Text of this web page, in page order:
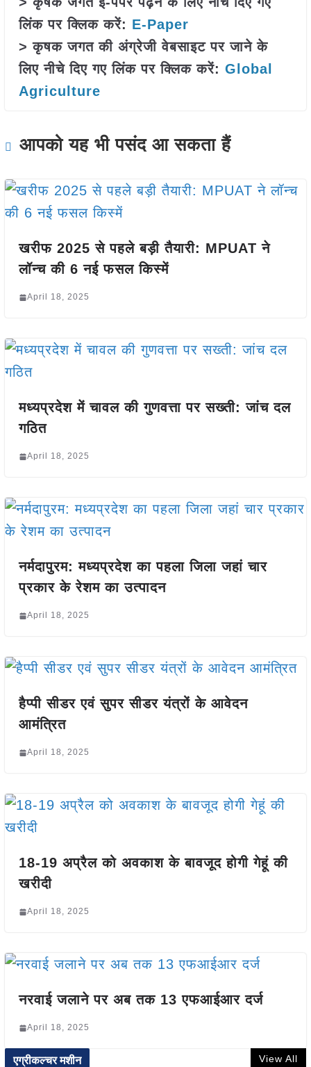
लिंक पर क्लिक करें: E-Paper
> कृषक जगत की अंग्रेजी वेबसाइट पर जाने के
लिए नीचे दिए गए लिंक पर क्लिक करें: Global
Agriculture
आपको यह भी पसंद आ सकता हैं
खरीफ 2025 से पहले बड़ी तैयारी: MPUAT ने
लॉन्च की 6 नई फसल किस्में
April 18, 2025
मध्यप्रदेश में चावल की गुणवत्ता पर सख्ती: जांच दल
गठित
April 18, 2025
नर्मदापुरम: मध्यप्रदेश का पहला जिला जहां चार
प्रकार के रेशम का उत्पादन
April 18, 2025
हैप्पी सीडर एवं सुपर सीडर यंत्रों के आवेदन
आमंत्रित
April 18, 2025
18-19 अप्रैल को अवकाश के बावजूद होगी गेहूं की
खरीदी
April 18, 2025
नरवाई जलाने पर अब तक 13 एफआईआर दर्ज
April 18, 2025
एग्रीकल्चर मशीन View All